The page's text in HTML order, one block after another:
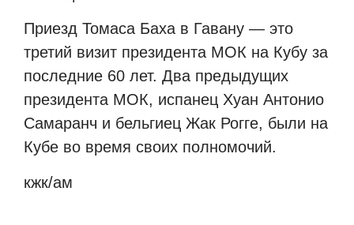
Приезд Томаса Баха в Гавану — это
третий визит президента МОК на Кубу за
последние 60 лет. Два предыдущих
президента МОК, испанец Хуан Антонио
Самаранч и бельгиец Жак Рогге, были на
Кубе во время своих полномочий.
кжк/ам